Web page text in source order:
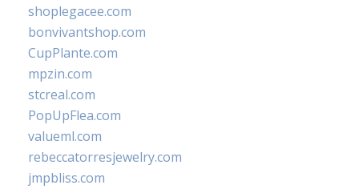
shoplegacee.com
bonvivantshop.com
CupPlante.com
mpzin.com
stcreal.com
PopUpFlea.com
valueml.com
rebeccatorresjewelry.com
jmpbliss.com